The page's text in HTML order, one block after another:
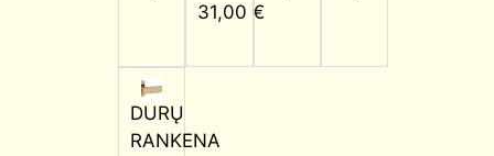
31,00€
DURŲ
RANKENA